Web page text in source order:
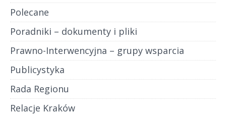
Polecane
Poradniki – dokumenty i pliki
Prawno-Interwencyjna – grupy wsparcia
Publicystyka
Rada Regionu
Relacje Kraków